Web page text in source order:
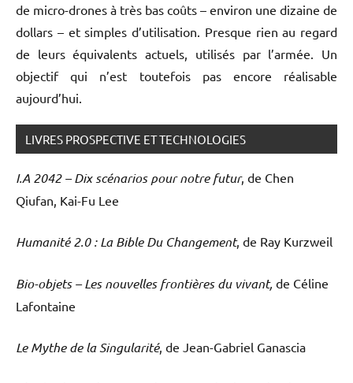
de micro-drones à très bas coûts – environ une dizaine de
dollars – et simples d’utilisation. Presque rien au regard
de leurs équivalents actuels, utilisés par l’armée. Un
objectif qui n’est toutefois pas encore réalisable
aujourd’hui.
LIVRES PROSPECTIVE ET TECHNOLOGIES
I.A 2042 – Dix scénarios pour notre futur, de Chen
Qiufan, Kai-Fu Lee
Humanité 2.0 : La Bible Du Changement, de Ray Kurzweil
Bio-objets – Les nouvelles frontières du vivant, de Céline
Lafontaine
Le Mythe de la Singularité, de Jean-Gabriel Ganascia